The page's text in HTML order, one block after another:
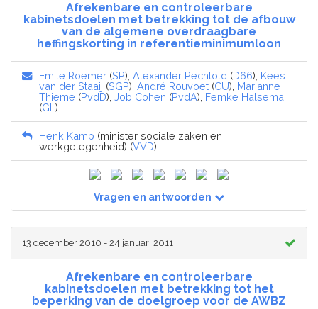
Afrekenbare en controleerbare
kabinetsdoelen met betrekking tot de afbouw
van de algemene overdraagbare
heffingskorting in referentieminimumloon
Emile Roemer (SP), Alexander Pechtold (D66), Kees
van der Staaij (SGP), André Rouvoet (CU), Marianne
Thieme (PvdD), Job Cohen (PvdA), Femke Halsema
(GL )
Henk Kamp (minister sociale zaken en
werkgelegenheid) (VVD)
Vragen en antwoorden
13 december 2010 - 24 januari 2011
Afrekenbare en controleerbare
kabinetsdoelen met betrekking tot het
beperking van de doelgroep voor de AWBZ